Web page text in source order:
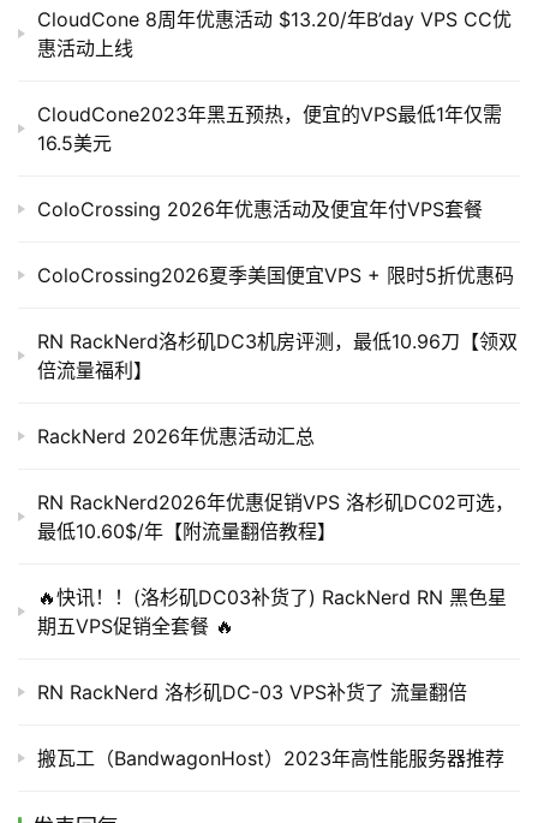
专
题
导
航
交
需化10-50美元即可就买到国外超划算的便宜的VPS，话不
多说，下面是2023年黑五的优惠促销的VPS套餐：
配置信息 价格
1 vCPU Core
15 GB Pure SSD Storage
768 MB
$10.18/年
30 GBPure SSD Storage
2500 GBMonthly Transfer
查看详情
50 GBPure SSD Storage
CloudCone 8周年优惠活动 $13.20/年B’day VPS CC优
惠活动上线
CloudCone2023年黑五预热，便宜的VPS最低1年仅需
16.5美元
ColoCrossing 2026年优惠活动及便宜年付VPS套餐
ColoCrossing2026夏季美国便宜VPS + 限时5折优惠码
RN RackNerd洛杉矶DC3机房评测，最低10.96刀【领双
倍流量福利】
RackNerd 2026年优惠活动汇总
RN RackNerd2026年优惠促销VPS 洛杉矶DC02可选，
最低10.60$/年【附流量翻倍教程】
🔥快讯！！(洛杉矶DC03补货了) RackNerd RN 黑色星
期五VPS促销全套餐 🔥
RN RackNerd 洛杉矶DC-03 VPS补货了 流量翻倍
搬瓦工（BandwagonHost）2023年高性能服务器推荐